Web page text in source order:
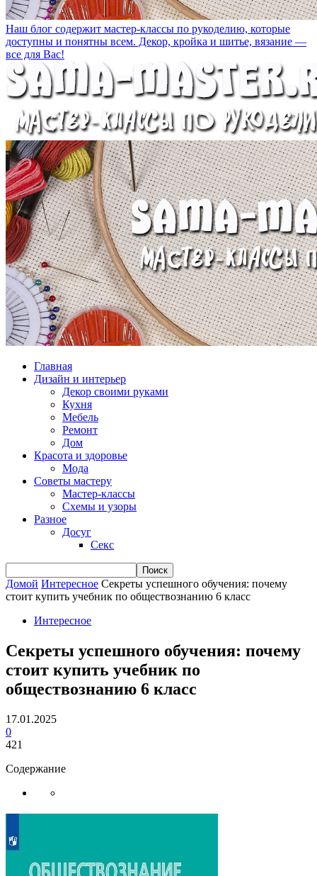
Наш блог содержит мастер-классы по рукоделию, которые
доступны и понятны всем. Декор, кройка и шитье, вязание —
все для Вас!
Главная
Дизайн и интерьер
Декор своими руками
Кухня
Мебель
Ремонт
Дом
Красота и здоровье
Мода
Советы мастеру
Мастер-классы
Схемы и узоры
Разное
Досуг
Секс
Домой Интересное Секреты успешного обучения: почему
стоит купить учебник по обществознанию 6 класс
Интересное
Секреты успешного обучения: почему
стоит купить учебник по
обществознанию 6 класс
17.01.2025
0
421
Содержание